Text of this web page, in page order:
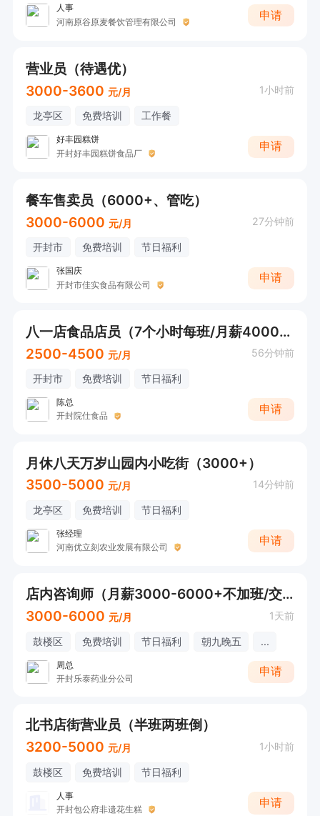
人事
河南原谷原麦餐饮管理有限公司
申请
营业员（待遇优）
3000-3600 元/月 1小时前
龙亭区 免费培训 工作餐
好丰园糕饼
开封好丰园糕饼食品厂
申请
餐车售卖员（6000+、管吃）
3000-6000 元/月 27分钟前
开封市 免费培训 节日福利
张国庆
开封市佳实食品有限公司
申请
八一店食品店员（7个小时每班/月薪4000+）
2500-4500 元/月 56分钟前
开封市 免费培训 节日福利
陈总
开封院仕食品
申请
月休八天万岁山园内小吃街（3000+）
3500-5000 元/月 14分钟前
龙亭区 免费培训 节日福利
张经理
河南优立刻农业发展有限公司
申请
店内咨询师（月薪3000-6000+不加班/交社保）
3000-6000 元/月 1天前
鼓楼区 免费培训 节日福利 朝九晚五 ...
周总
开封乐泰药业分公司
申请
北书店街营业员（半班两班倒）
3200-5000 元/月 1小时前
鼓楼区 免费培训 节日福利
人事
开封包公府非遗花生糕
申请